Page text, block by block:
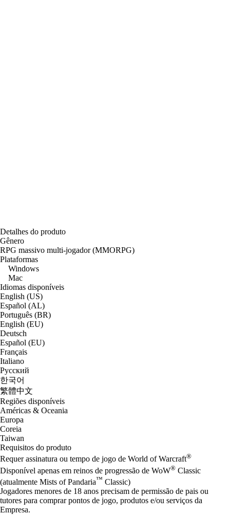
Detalhes do produto
Gênero
RPG massivo multi-jogador (MMORPG)
Plataformas
Windows
Mac
Idiomas disponíveis
English (US)
Español (AL)
Português (BR)
English (EU)
Deutsch
Español (EU)
Français
Italiano
Русский
한국어
繁體中文
Regiões disponíveis
Américas & Oceania
Europa
Coreia
Taiwan
Requisitos do produto
Requer assinatura ou tempo de jogo de World of Warcraft®
Disponível apenas em reinos de progressão de WoW® Classic
(atualmente Mists of Pandaria™ Classic)
Jogadores menores de 18 anos precisam de permissão de pais ou
tutores para comprar pontos de jogo, produtos e/ou serviços da
Empresa.